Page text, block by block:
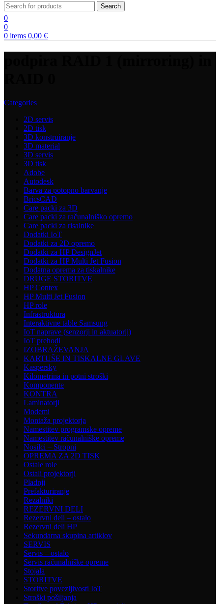
Search
0
0
0 items 0,00 €
Categories
2D servis
2D tisk
3D konstruiranje
3D material
3D servis
3D tisk
Adobe
Autodesk
Barva za potopno barvanje
BricsCAD
Care packi za 3D
Care packi za računalniško opremo
Care packi za risalnike
Dodatki IoT
Dodatki za 2D opremo
Dodatki za HP DesignJet
Dodatki za HP Multi Jet Fusion
Dodatna oprema za tiskalnike
DRUGE STORITVE
HP Contex
HP Multi Jet Fusion
HP role
Infrastruktura
Interaktivne table Samsung
IoT naprave (senzorji in aktuatorji)
IoT prehodi
IZOBRAŽEVANJA
KARTUŠE IN TISKALNE GLAVE
Kaspersky
Kilometrina in potni stroški
Komponente
KONTRA
Laminatorji
Modemi
Montaža projektorja
Namestitev programske opreme
Namestitev računalniške opreme
Nosilci – Stropni
OPREMA ZA 2D TISK
Ostale role
Ostali projektorji
Pladnji
Prefakturiranje
Rezalniki
REZERVNI DELI
Rezervni deli – ostalo
Rezervni deli HP
Sekundarna skupina artiklov
SERVIS
Servis – ostalo
Servis računalniške opreme
Stojala
STORITVE
Storitve povezljivosti IoT
Stroški pošiljanja